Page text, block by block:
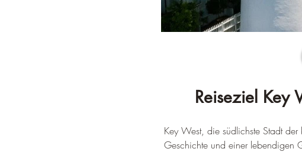
Reiseziel Key
Key West, die südlichste Stadt
Geschichte und einer lebendigen